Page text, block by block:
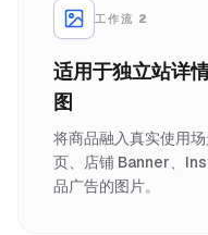
工作流 2
适用于独立站详
图
将商品融入真实使用
页、店铺 Banner、
品广告的图片。